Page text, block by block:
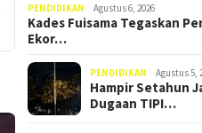
PENDIDIKAN Agustus 6, 2026
Kades Fuisama Tegaskan
Ekor…
PENDIDIKAN Agustus 5,
Hampir Setahun
Dugaan TIPI…